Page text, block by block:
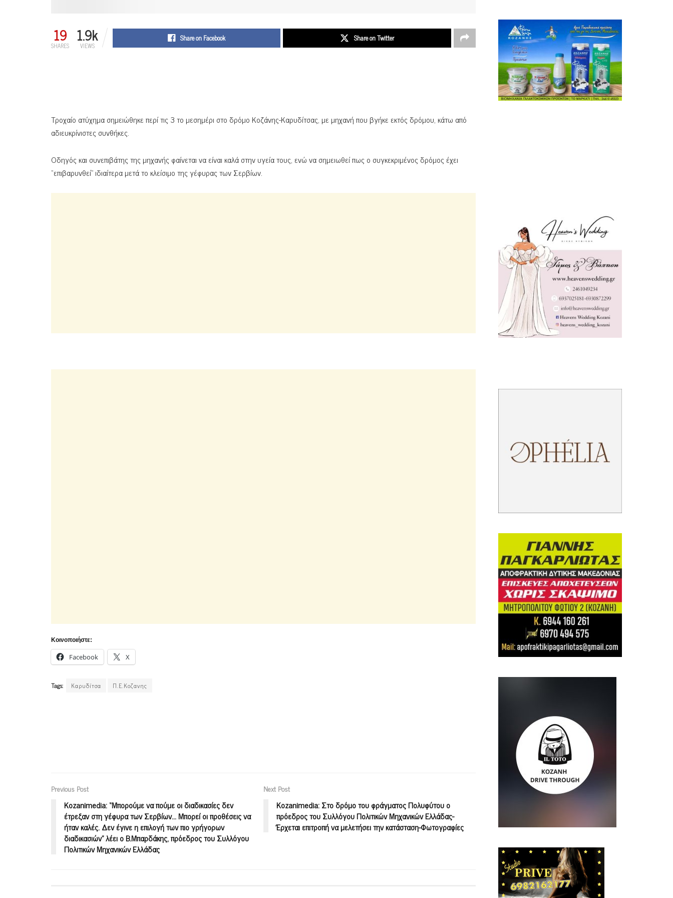
19
SHARES 1.9k
VIEWS
Share on Facebook Share on Twitter
Τροχαίο ατύχημα σημειώθηκε περί τις 3 το μεσημέρι στο δρόμο Κοζάνης-Καρυδίτσας, με μηχανή που βγήκε εκτός δρόμου, κάτω από
αδιευκρίνιστες συνθήκες.
Οδηγός και συνεπιβάτης της μηχανής φαίνεται να είναι καλά στην υγεία τους, ενώ να σημειωθεί πως ο συγκεκριμένος δρόμος έχει
“επιβαρυνθεί” ιδιαίτερα μετά το κλείσιμο της γέφυρας των Σερβίων.
Κοινοποιήστε:
Facebook X
Tags: Καρυδίτσα Π.Ε.Κοζανης
Previous Post
Kozanimedia: “Μπορούμε να πούμε οι διαδικασίες δεν
έτρεξαν στη γέφυρα των Σερβίων… Μπορεί οι προθέσεις να
ήταν καλές. Δεν έγινε η επιλογή των πιο γρήγορων
διαδικασιών” λέει ο Β.Μπαρδάκης, πρόεδρος του Συλλόγου
Πολιτικών Μηχανικών Ελλάδας
Next Post
Kozanimedia: Στο δρόμο του φράγματος Πολυφύτου ο
πρόεδρος του Συλλόγου Πολιτικών Μηχανικών Ελλάδας-
Έρχεται επιτροπή να μελετήσει την κατάσταση-Φωτογραφίες